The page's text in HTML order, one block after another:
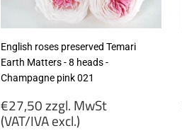
English roses preserved Temari
Earth Matters - 8 heads -
Champagne pink 021
Regular
price
€27,50 zzgl. MwSt
(VAT/IVA excl.)